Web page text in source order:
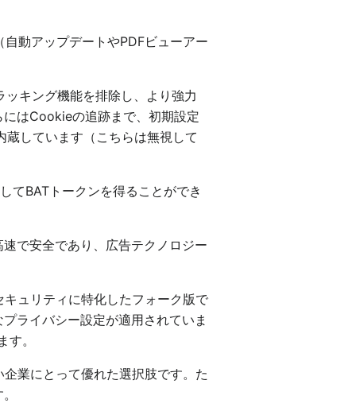
動アップデートやPDFビューアー
キング機能を排除し、より強力
はCookieの追跡まで、初期設定
しています（こちらは無視して
てBATトークンを得ることができ
で安全であり、広告テクノロジー
ュリティに特化したフォーク版で
ライバシー設定が適用されていま
。
業にとって優れた選択肢です。た